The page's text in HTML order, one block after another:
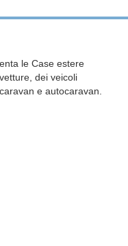
le Case estere
dei veicoli
e autocaravan.